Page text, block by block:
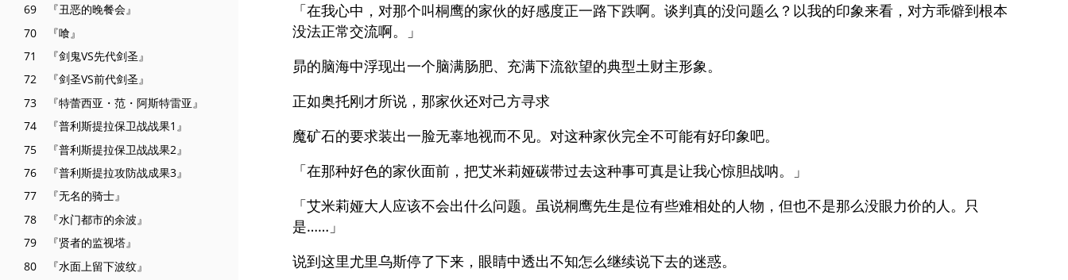
69 『丑恶的晚餐会』
70 『喰』
71 『剑鬼VS先代剑圣』
72 『剑圣VS前代剑圣』
73 『特蕾西亚・范・阿斯特雷亚』
74 『普利斯提拉保卫战战果1』
75 『普利斯提拉保卫战战果2』
76 『普利斯提拉攻防战成果3』
77 『无名的骑士』
78 『水门都市的余波』
79 『贤者的监视塔』
80 『水面上留下波纹』
「在我心中，对那个叫桐鹰的家伙的好感度正一路下跌啊。谈判真的没问题么？以我的印象来看，对方乖僻到根本
没法正常交流啊。」
昴的脑海中浮现出一个脑满肠肥、充满下流欲望的典型土财主形象。
正如奥托刚才所说，那家伙还对己方寻求
魔矿石的要求装出一脸无辜地视而不见。对这种家伙完全不可能有好印象吧。
「在那种好色的家伙面前，把艾米莉娅碳带过去这种事可真是让我心惊胆战呐。」
「艾米莉娅大人应该不会出什么问题。虽说桐鹰先生是位有些难相处的人物，但也不是那么没眼力价的人。只
是……」
说到这里尤里乌斯停了下来，眼睛中透出不知怎么继续说下去的迷惑。